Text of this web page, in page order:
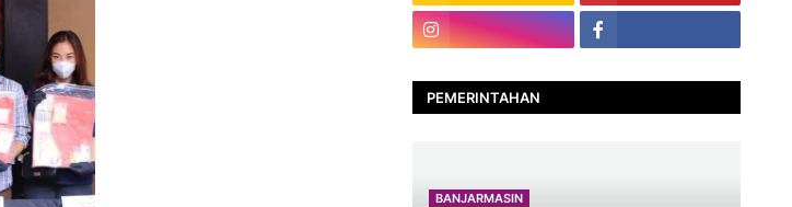
PEMERINTAHAN
BANJARMASIN